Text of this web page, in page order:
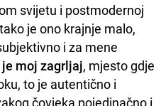
svijetu i postmodernoj
je ono krajnje malo,
i za mene
moj zagrljaj, mjesto gdje
to je autentično i
čovjeka pojedinačno i